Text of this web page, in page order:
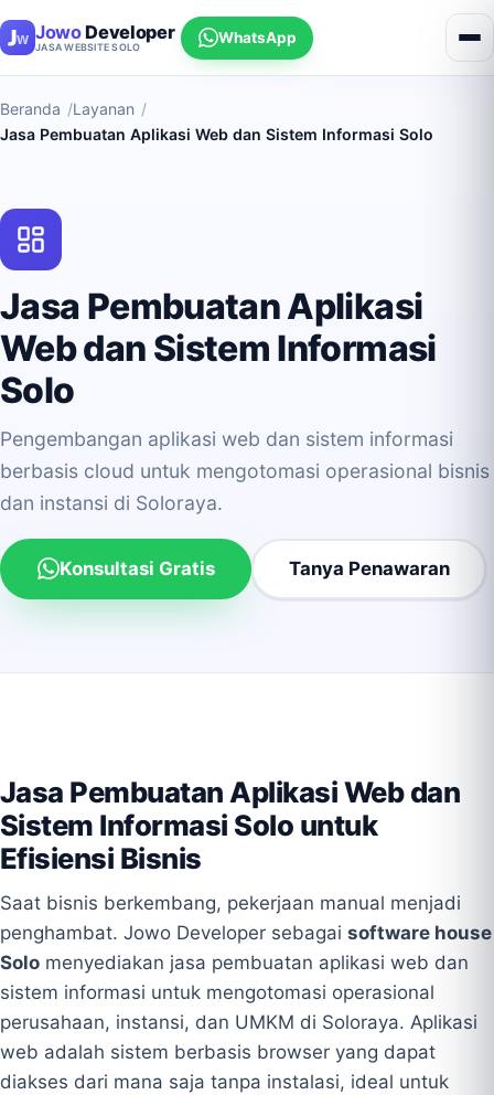
JowoDeveloper
JASA WEBSITE SOLO
WhatsApp
Beranda
Layanan
Jasa Pembuatan Aplikasi Web dan Sistem Informasi Solo
Jasa Pembuatan Aplikasi
Web dan Sistem Informasi
Solo
Pengembangan aplikasi web dan sistem informasi
berbasis cloud untuk mengotomasi operasional bisnis
dan instansi di Soloraya.
Konsultasi Gratis Tanya Penawaran
Jasa Pembuatan Aplikasi Web dan
Sistem Informasi Solo untuk
Efisiensi Bisnis
Saat bisnis berkembang, pekerjaan manual menjadi
penghambat. Jowo Developer sebagai software house
Solo menyediakan jasa pembuatan aplikasi web dan
sistem informasi untuk mengotomasi operasional
perusahaan, instansi, dan UMKM di Soloraya. Aplikasi
web adalah sistem berbasis browser yang dapat
diakses dari mana saja tanpa instalasi, ideal untuk